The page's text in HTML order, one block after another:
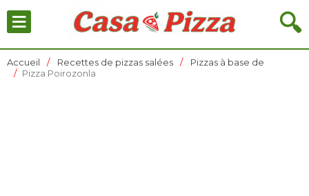
🔍
≡
Accueil Recettes de pizzas salées
Pizzas à base de
Pizza Poirozonla